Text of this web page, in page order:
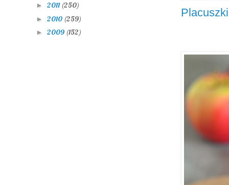
► 2011 (250)
► 2010 (259)
► 2009 (152)